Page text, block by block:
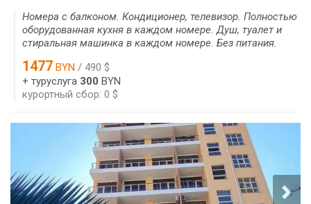
Номера с балконом. Кондиционер, телевизор. Полностью
оборудованная кухня в каждом номере. Душ, туалет и
стиральная машинка в каждом номере. Без питания.
1477 BYN / 490 $
+ туруслуга 300 BYN
курортный сбор: 0 $